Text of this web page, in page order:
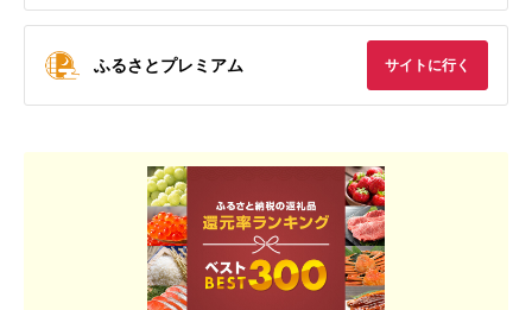
ふるさとプレミアム サイトに行く